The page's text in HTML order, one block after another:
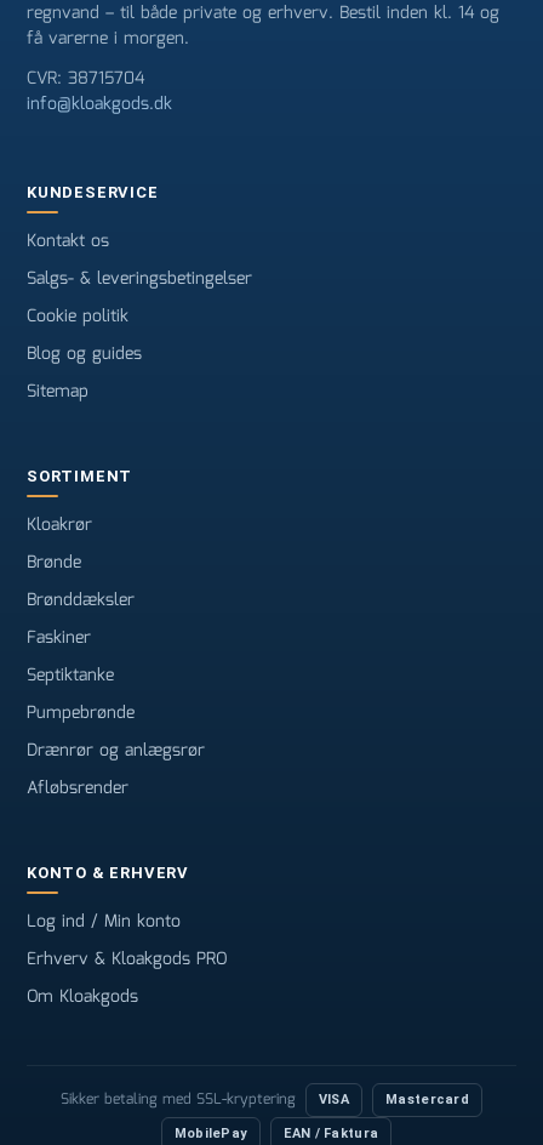
regnvand – til både private og erhverv. Bestil inden kl. 14 og
få varerne i morgen.
CVR: 38715704
info@kloakgods.dk
KUNDESERVICE
Kontakt os
Salgs- & leveringsbetingelser
Cookie politik
Blog og guides
Sitemap
SORTIMENT
Kloakrør
Brønde
Brønddæksler
Faskiner
Septiktanke
Pumpebrønde
Drænrør og anlægsrør
Afløbsrender
KONTO & ERHVERV
Log ind / Min konto
Erhverv & Kloakgods PRO
Om Kloakgods
Sikker betaling med SSL-kryptering VISA Mastercard
MobilePay EAN / Faktura